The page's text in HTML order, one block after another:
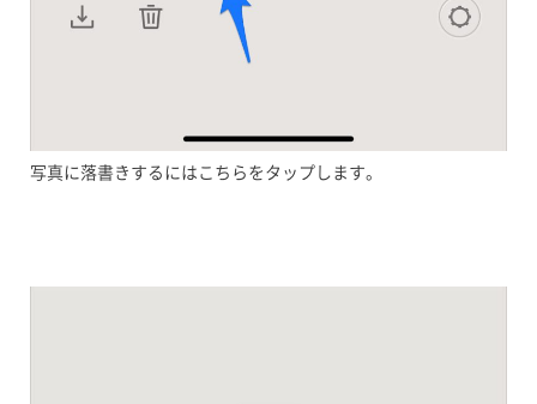
写真に落書きするにはこちらをタップします。